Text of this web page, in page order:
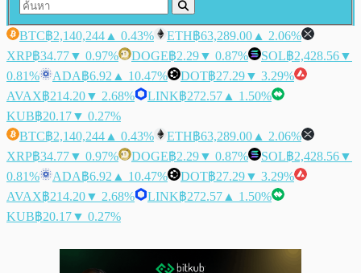
BTC฿2,140,244 ▲ 0.43% ETH฿63,289.00 ▲ 2.06%
XRP฿34.77▼ 0.97% DOGE฿2.29▼ 0.87% SOL฿2,428.56▼
0.81%
ADA฿6.92 ▲ 10.47% DOT฿27.29▼ 3.29%
AVAX฿214.20▼ 2.68% LINK฿272.57 ▲ 1.50%
KUB฿20.17▼ 0.27%
BTC฿2,140,244 ▲ 0.43% ETH฿63,289.00 ▲ 2.06%
XRP฿34.77▼ 0.97% DOGE฿2.29▼ 0.87% SOL฿2,428.56▼
0.81%
ADA฿6.92 ▲ 10.47% DOT฿27.29▼ 3.29%
AVAX฿214.20▼ 2.68% LINK฿272.57 ▲ 1.50%
KUB฿20.17▼ 0.27%